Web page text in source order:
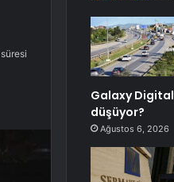
Galaxy
düşüyor?
Ağustos 6, 2026